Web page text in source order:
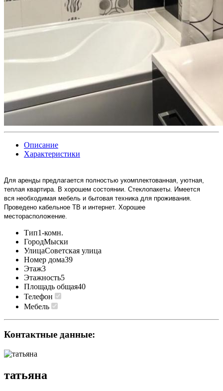
Описание
Характеристики
Для аренды предлагается полностью укомплектованная, уютная,
теплая квартира. В хорошем состоянии. Стеклопакеты. Имеется
вся необходимая мебель и бытовая техника для проживания.
Проведено кабельное ТВ и интернет. Хорошее
месторасположение.
Тип1-комн.
ГородМыски
УлицаСоветская улица
Номер дома39
Этаж3
Этажность5
Площадь общая40
Телефон
Мебель
Контактные данные:
татьяна